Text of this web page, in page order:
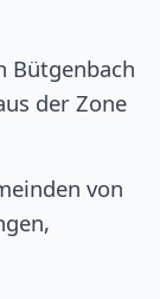
Bütgenbach
der Zone
von